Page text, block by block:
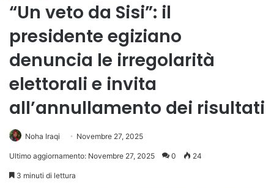
“Un veto da Sisi”: il
presidente egiziano
denuncia le irregolarità
elettorali e invita
all’annullamento dei risultati
Noha Iraqi Novembre 27, 2025
Ultimo aggiornamento: Novembre 27, 2025 0 24
3 minuti di lettura